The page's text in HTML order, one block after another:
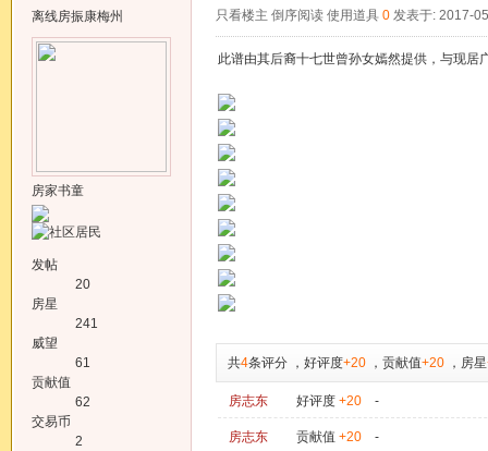
离线房振康梅州
房家书童
发帖
20
房星
241
威望
61
贡献值
62
交易币
2
只看楼主 倒序阅读 使用道具 0 发表于: 2017-
此谱由其后裔十七世曾孙女嫣然提供，与现居
共4条评分 ， 好评度+20 ， 贡献值+20 ， 房星
房志东 好评度 +20 -
房志东 贡献值 +20 -